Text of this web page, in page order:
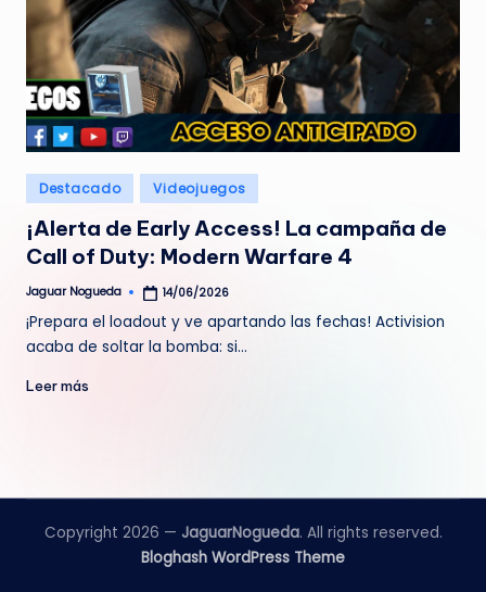
o
g
u
e
d
aPublicado
en
Destacado Videojuegos
¡Alerta de Early Access! La campaña de
Call of Duty: Modern Warfare 4
Publicado
Jaguar Nogueda 14/06/2026
¡Prepara el loadout y ve apartando las fechas! Activision
acaba de soltar la bomba: si…
Leer más
Copyright 2026 — JaguarNogueda. All rights reserved.
Bloghash WordPress Theme